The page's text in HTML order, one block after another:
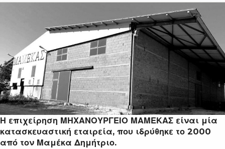
Η επιχείρηση ΜΗΧΑΝΟΥΡΓΕΙΟ ΜΑΜΕΚΑΣ είναι μία
κατασκευαστική εταιρεία, που ιδρύθηκε το 2000
από τον Μαμέκα Δημήτριο.